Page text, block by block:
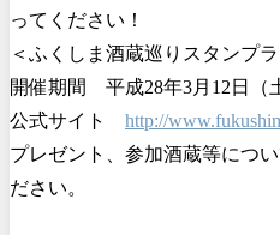
ってください！
＜ふくしま酒蔵巡りスタンプラ
開催期間 平成28年3月12日（
公式サイト http://
プレゼント、参加酒蔵等につ
ださい。